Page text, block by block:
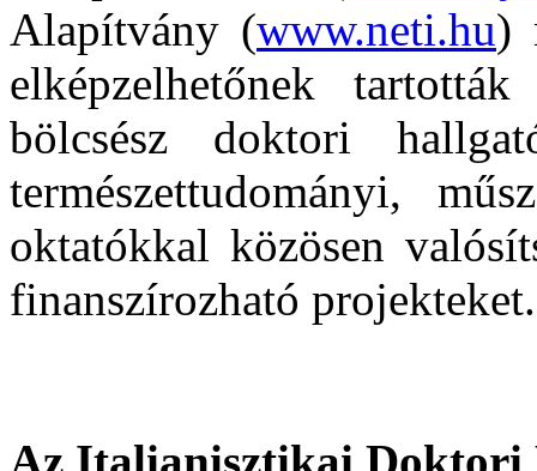
Alapítvány (www.neti.hu)
elképzelhetőnek
bölcsész doktori
természettudományi,
oktatókkal közösen
finanszírozható projekteket.
Az Italianisztikai Doktori